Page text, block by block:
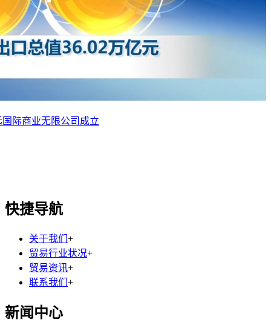
际商业无限公司成立
快捷导航
关于我们 +
贸易行业状况+
贸易资讯+
联系我们 +
新闻中心